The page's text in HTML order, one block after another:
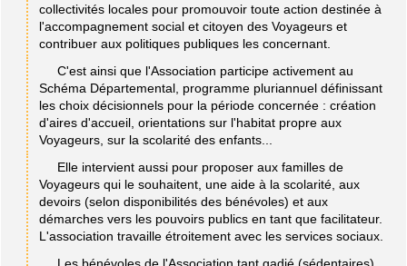
collectivités locales pour promouvoir toute action destinée à
l'accompagnement social et citoyen des Voyageurs et
contribuer aux politiques publiques les concernant.
C'est ainsi que l'Association participe activement au
Schéma Départemental, programme pluriannuel définissant
les choix décisionnels pour la période concernée : création
d'aires d'accueil, orientations sur l'habitat propre aux
Voyageurs, sur la scolarité des enfants...
Elle intervient aussi pour proposer aux familles de
Voyageurs qui le souhaitent, une aide à la scolarité, aux
devoirs (selon disponibilités des bénévoles) et aux
démarches vers les pouvoirs publics en tant que facilitateur.
L'association travaille étroitement avec les services sociaux.